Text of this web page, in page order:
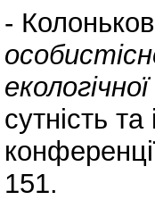
-
сутність
151.